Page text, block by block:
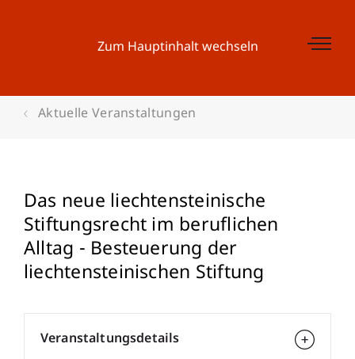
Zum Hauptinhalt wechseln
Aktuelle Veranstaltungen
Das neue liechtensteinische
Stiftungsrecht im beruflichen
Alltag - Besteuerung der
liechtensteinischen Stiftung
Veranstaltungsdetails